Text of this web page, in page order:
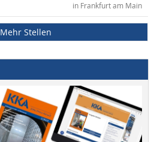
in Frankfurt am Main
Mehr Stellen